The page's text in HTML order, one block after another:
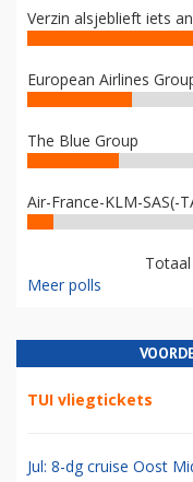
Verzin alsjeblieft iets
European Airlines
The Blue Group
Air-France-KLM-SAS(-
Meer polls
TUI vliegtickets
Jul: 8-dg cruise Oost